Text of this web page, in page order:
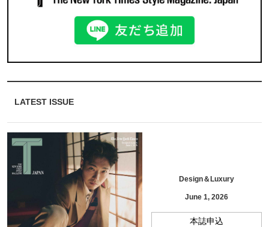
LATEST ISSUE
Design＆Luxury
June 1, 2026
本誌申込